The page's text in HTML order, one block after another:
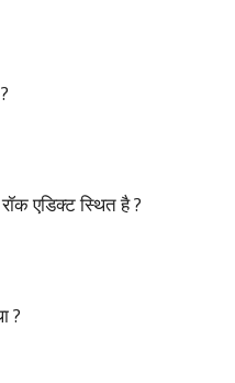
एडिक्ट स्थित है ?
?